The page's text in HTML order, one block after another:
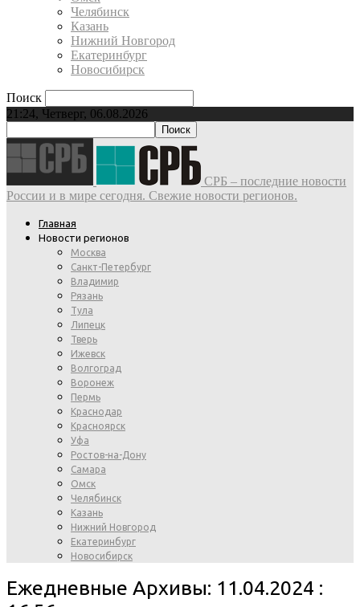
Челябинск
Казань
Нижний Новгород
Екатеринбург
Новосибирск
Поиск
21:24, Четверг, 06.08.2026
СРБ – последние новости
России и в мире сегодня. Свежие новости регионов.
Главная
Новости регионов
Москва
Санкт-Петербург
Владимир
Рязань
Тула
Липецк
Тверь
Ижевск
Волгоград
Воронеж
Пермь
Краснодар
Красноярск
Уфа
Ростов-на-Дону
Самара
Омск
Челябинск
Казань
Нижний Новгород
Екатеринбург
Новосибирск
Ежедневные Архивы: 11.04.2024 :